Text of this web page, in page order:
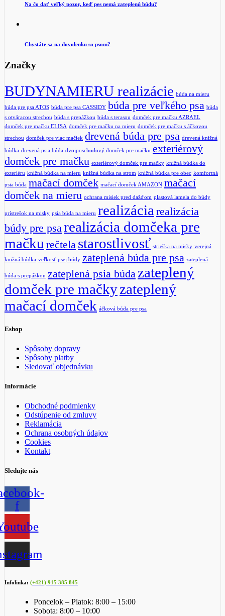
Na čo dať veľký pozor, keď pes nemá zateplenú búdu?
Chystáte sa na dovolenku so psom?
Značky
BUDYNAMIERU realizácie búda na mieru
búda pre psa ATOS búda pre psa CASSIDY búda pre veľkého psa búda
s otváracou strechou búda s prepážkou búda s terasou domček pre mačku AZRAEL
domček pre mačku ELISA domček pre mačku na mieru domček pre mačku s áčkovou
strechou domček pre viac mačiek drevená búda pre psa drevená knižná
búdka drevená psia búda dvojposchodový domček pre mačku exteriérový
domček pre mačku exteriérový domček pre mačky knižná búdka do
exteriéru knižná búdka na mieru knižná búdka na strom knižná búdka pre obec komfortná
psia búda mačací domček mačací domček AMAZON mačací
domček na mieru ochrana misiek pred dažďom plastová lamela do búdy
prístrešok na misky psia búda na mieru realizácia realizácia
búdy pre psa realizácia domčeka pre
mačku rečtela starostlivosť strieška na misky verejná
knižná búdka veľkosť psej búdy zateplená búda pre psa zateplená
búda s prepážkou zateplená psia búda zateplený
domček pre mačkyzateplený
mačací domček áčková búda pre psa
Eshop
Spôsoby dopravy
Spôsoby platby
Sledovať objednávku
Informácie
Obchodné podmienky
Odstúpenie od zmluvy
Reklamácia
Ochrana osobných údajov
Cookies
Kontakt
Sledujte nás
f
Infolinka: (+421) 915 385 845
Poncelok – Piatok: 8:00 – 15:00
Sobota: 8:00 – 10:00